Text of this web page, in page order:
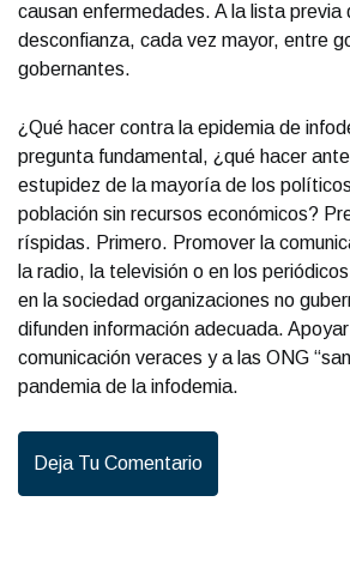
causan enfermedades. A la lista previa
desconfianza, cada vez mayor, entre
gobernantes.
¿Qué hacer contra la epidemia de
pregunta fundamental, ¿qué hacer
estupidez de la mayoría de los
población sin recursos económicos?
ríspidas. Primero. Promover la
la radio, la televisión o en los
en la sociedad organizaciones no
difunden información adecuada.
comunicación veraces y a las ONG
pandemia de la infodemia.
Deja Tu Comentario